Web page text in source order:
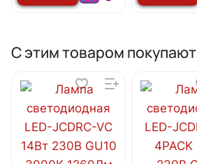
С этим товаром покупают